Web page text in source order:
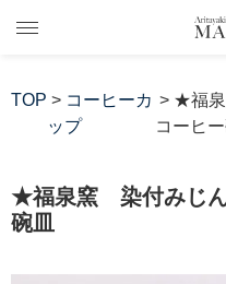
TOP > コーヒーカ
ップ
> ★福
コーヒ
★福泉窯 染付みじ
碗皿